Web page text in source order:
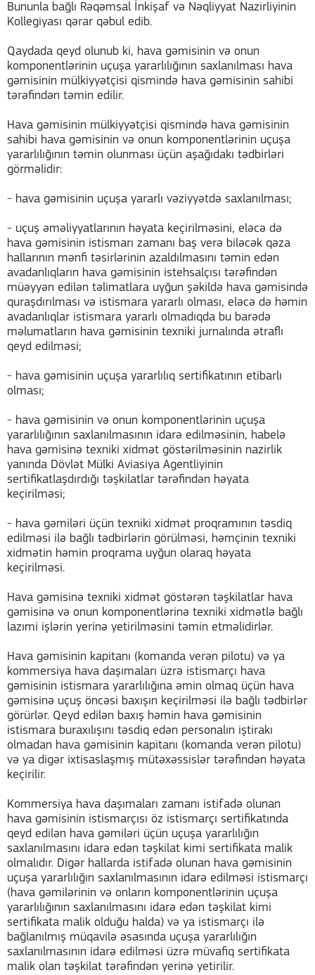
Bununla bağlı Rəqəmsal İnkişaf və Nəqliyyat Nazirliyinin
Kollegiyası qərar qəbul edib.
Qaydada qeyd olunub ki, hava gəmisinin və onun
komponentlərinin uçuşa yararlılığının saxlanılması hava
gəmisinin mülkiyyətçisi qismində hava gəmisinin sahibi
tərəfindən təmin edilir.
Hava gəmisinin mülkiyyətçisi qismində hava gəmisinin
sahibi hava gəmisinin və onun komponentlərinin uçuşa
yararlılığının təmin olunması üçün aşağıdakı tədbirləri
görməlidir:
- hava gəmisinin uçuşa yararlı vəziyyətdə saxlanılması;
- uçuş əməliyyatlarının həyata keçirilməsini, eləcə də
hava gəmisinin istismarı zamanı baş verə biləcək qəza
hallarının mənfi təsirlərinin azaldılmasını təmin edən
avadanlıqların hava gəmisinin istehsalçısı tərəfindən
müəyyən edilən təlimatlara uyğun şəkildə hava gəmisində
quraşdırılması və istismara yararlı olması, eləcə də həmin
avadanlıqlar istismara yararlı olmadıqda bu barədə
məlumatların hava gəmisinin texniki jurnalında ətraflı
qeyd edilməsi;
- hava gəmisinin uçuşa yararlılıq sertifikatının etibarlı
olması;
- hava gəmisinin və onun komponentlərinin uçuşa
yararlılığının saxlanılmasının idarə edilməsinin, habelə
hava gəmisinə texniki xidmət göstərilməsinin nazirlik
yanında Dövlət Mülki Aviasiya Agentliyinin
sertifikatlaşdırdığı təşkilatlar tərəfindən həyata
keçirilməsi;
- hava gəmiləri üçün texniki xidmət proqramının təsdiq
edilməsi ilə bağlı tədbirlərin görülməsi, həmçinin texniki
xidmətin həmin proqrama uyğun olaraq həyata
keçirilməsi.
Hava gəmisinə texniki xidmət göstərən təşkilatlar hava
gəmisinə və onun komponentlərinə texniki xidmətlə bağlı
lazımi işlərin yerinə yetirilməsini təmin etməlidirlər.
Hava gəmisinin kapitanı (komanda verən pilotu) və ya
kommersiya hava daşımaları üzrə istismarçı hava
gəmisinin istismara yararlılığına əmin olmaq üçün hava
gəmisinə uçuş öncəsi baxışın keçirilməsi ilə bağlı tədbirlər
görürlər. Qeyd edilən baxış həmin hava gəmisinin
istismara buraxılışını təsdiq edən personalın iştirakı
olmadan hava gəmisinin kapitanı (komanda verən pilotu)
və ya digər ixtisaslaşmış mütəxəssislər tərəfindən həyata
keçirilir.
Kommersiya hava daşımaları zamanı istifadə olunan
hava gəmisinin istismarçısı öz istismarçı sertifikatında
qeyd edilən hava gəmiləri üçün uçuşa yararlılığın
saxlanılmasını idarə edən təşkilat kimi sertifikata malik
olmalıdır. Digər hallarda istifadə olunan hava gəmisinin
uçuşa yararlılığın saxlanılmasının idarə edilməsi istismarçı
(hava gəmilərinin və onların komponentlərinin uçuşa
yararlılığının saxlanılmasını idarə edən təşkilat kimi
sertifikata malik olduğu halda) və ya istismarçı ilə
bağlanılmış müqavilə əsasında uçuşa yararlılığın
saxlanılmasının idarə edilməsi üzrə müvafiq sertifikata
malik olan təşkilat tərəfindən yerinə yetirilir.